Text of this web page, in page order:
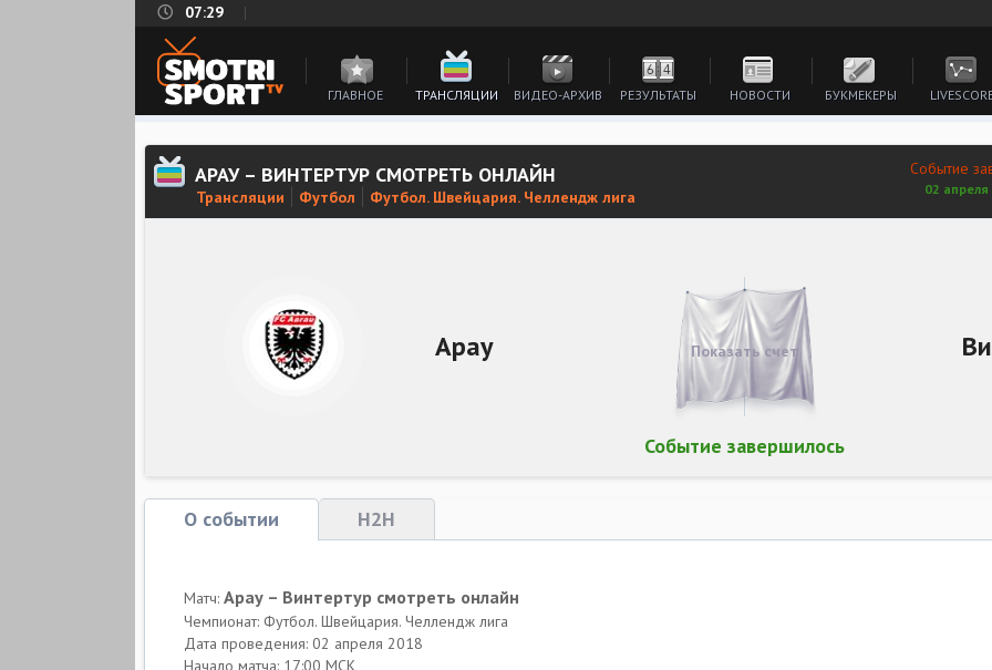
07:29
ГЛАВНОЕ ТРАНСЛЯЦИИ ВИДЕО-АРХИВ РЕЗУЛЬТАТЫ НОВОСТИ БУКМЕКЕРЫ
АРАУ – ВИНТЕРТУР СМОТРЕТЬ ОНЛАЙН
Трансляции Футбол Футбол. Швейцария. Челлендж лига
Событие
02
Арау
Событие завершилось
Показать счет
О событии H2H
Матч: Арау – Винтертур смотреть онлайн
Чемпионат: Футбол. Швейцария. Челлендж лига
Дата проведения: 02 апреля 2018
Начало матча: 17:00 МСК